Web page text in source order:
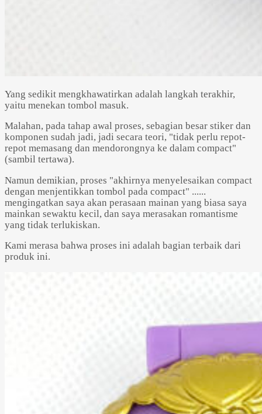
Yang sedikit mengkhawatirkan adalah langkah terakhir,
yaitu menekan tombol masuk.
Malahan, pada tahap awal proses, sebagian besar stiker dan
komponen sudah jadi, jadi secara teori, "tidak perlu repot-
repot memasang dan mendorongnya ke dalam compact"
(sambil tertawa).
Namun demikian, proses "akhirnya menyelesaikan compact
dengan menjentikkan tombol pada compact" ......
mengingatkan saya akan perasaan mainan yang biasa saya
mainkan sewaktu kecil, dan saya merasakan romantisme
yang tidak terlukiskan.
Kami merasa bahwa proses ini adalah bagian terbaik dari
produk ini.